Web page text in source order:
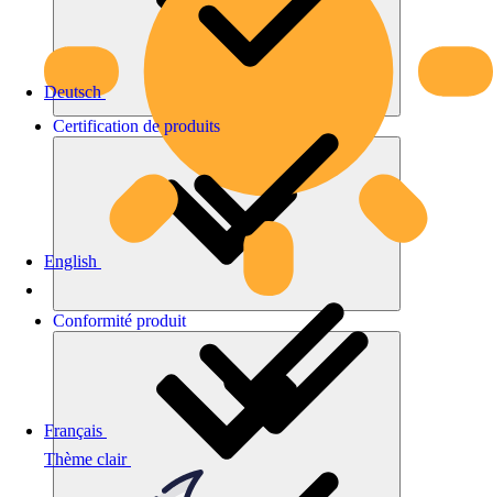
Thème clair
Deutsch
English
Français
Certification de produits
Conformité produit